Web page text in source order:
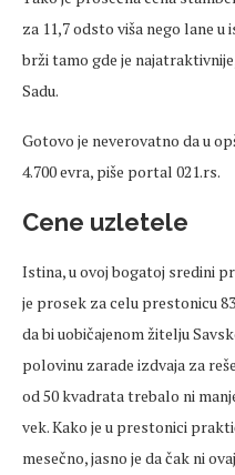
za 11,7 odsto viša nego lane
brži tamo gde je
Sadu.
Gotovo je neverovatno da u
4.700 evra, piše portal 021.rs.
Cene uzletele
Istina, u ovoj bogatoj sredini
je prosek za celu prestonicu
da bi uobičajenom žitelju
polovinu zarade izdvaja za
od 50 kvadrata trebalo ni
vek. Kako je u prestonici
mesečno, jasno je da čak ni